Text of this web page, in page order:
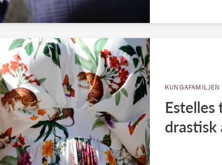
KUNGAFAMILJEN
Estelles
drastisk